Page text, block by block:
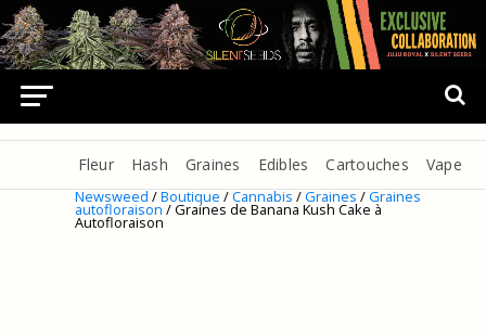
Fleur Hash Graines Edibles Cartouches Vape
Newsweed/Boutique/Cannabis/Graines/Graines
autofloraison / Graines de Banana Kush Cake à
Autofloraison